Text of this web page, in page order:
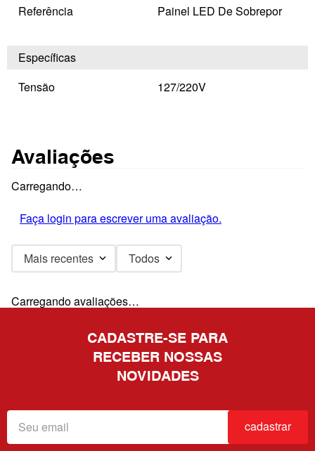
Referência
Painel LED De Sobrepor
Específicas
Tensão
127/220V
Avaliações
Carregando…
Faça login para escrever uma avaliação.
Mais recentes Todos
Carregando avaliações…
CADASTRE-SE PARA
RECEBER NOSSAS
NOVIDADES
cadastrar